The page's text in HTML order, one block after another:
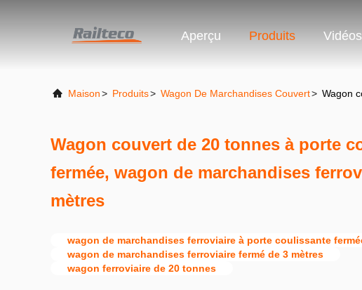
Aperçu Produits Vidéos
Maison> Produits> Wagon De Marchandises Couvert> Wagon
Wagon couvert de 20 tonnes à porte
fermée, wagon de marchandises
mètres
wagon de marchandises ferroviaire à porte coulissante
wagon de marchandises ferroviaire fermé de 3 mètres
wagon ferroviaire de 20 tonnes